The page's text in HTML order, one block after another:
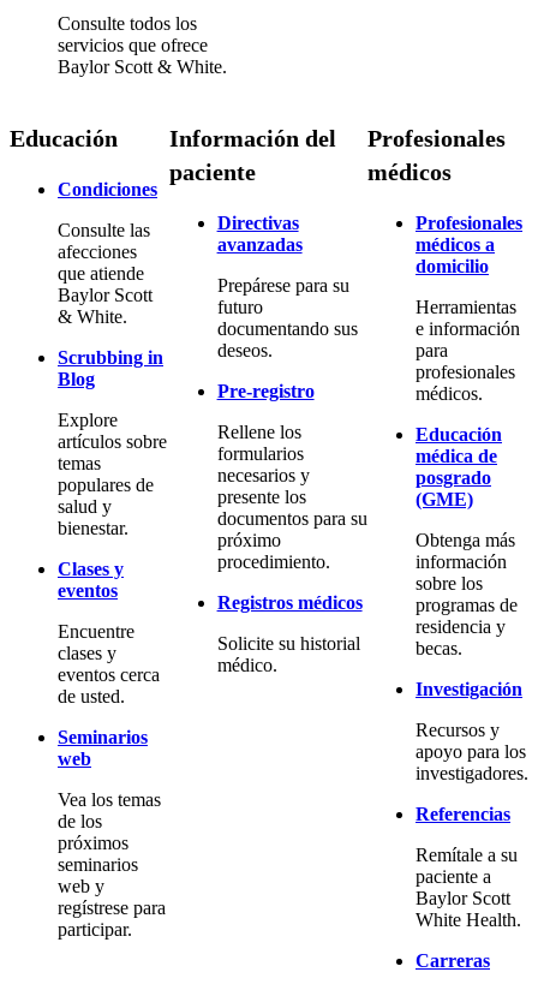
Consulte todos los
servicios que ofrece
Baylor Scott & White.
Educación
Condiciones
Consulte las
afecciones
que atiende
Baylor Scott
& White.
Scrubbing in
Blog
Explore
artículos sobre
temas
populares de
salud y
bienestar.
Clases y
eventos
Encuentre
clases y
eventos cerca
de usted.
Seminarios
web
Vea los temas
de los
próximos
seminarios
web y
regístrese para
participar.
Información del
paciente
Directivas
avanzadas
Prepárese para su
futuro
documentando sus
deseos.
Pre-registro
Rellene los
formularios
necesarios y
presente los
documentos para su
próximo
procedimiento.
Registros médicos
Solicite su historial
médico.
Profesionales
médicos
Profesionales
médicos a
domicilio
Herramientas
e información
para
profesionales
médicos.
Educación
médica de
posgrado
(GME)
Obtenga más
información
sobre los
programas de
residencia y
becas.
Investigación
Recursos y
apoyo para los
investigadores.
Referencias
Remítale a su
paciente a
Baylor Scott
White Health.
Carreras